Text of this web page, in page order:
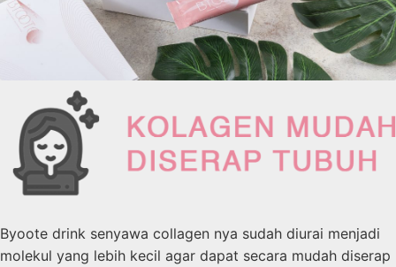
Byoote drink senyawa collagen nya sudah diurai menjadi
molekul yang lebih kecil agar dapat secara mudah diserap